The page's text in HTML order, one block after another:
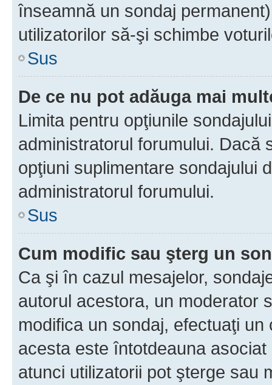
înseamnă un sondaj
utilizatorilor să-şi schimbe
Sus
De ce nu pot adăuga mai
Limita pentru opţiunile
administratorul forumului. Dacă
opţiuni suplimentare sondajului
administratorul forumului.
Sus
Cum modific sau şterg un
Ca şi în cazul mesajelor,
autorul acestora, un moderator
modifica un sondaj, efectuaţi
acesta este întotdeauna
atunci utilizatorii pot şterge sau